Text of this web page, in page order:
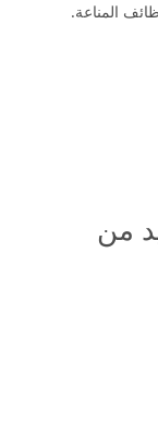
المناعة.
من